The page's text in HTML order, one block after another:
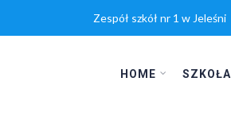
Zespół szkół nr 1 w Jeleśni
HOME SZKOŁA